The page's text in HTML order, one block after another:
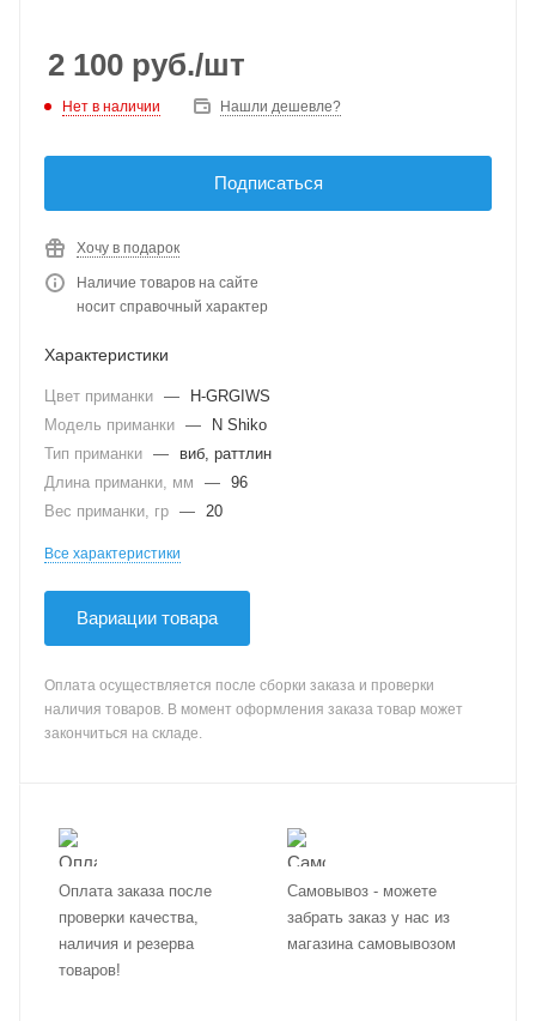
2 100 руб./шт
Нет в наличии Нашли дешевле?
Подписаться
Хочу в подарок
Наличие товаров на сайте
носит справочный характер
Характеристики
Цвет приманки —
H-GRGIWS
Модель приманки —
N Shiko
Тип приманки —
виб, раттлин
Длина приманки, мм
— 96
Вес приманки, гр — 20
Все характеристики
Вариации товара
Оплата осуществляется после сборки заказа и проверки
наличия товаров. В момент оформления заказа товар может
закончиться на складе.
Оплата заказа после
проверки качества,
наличия и резерва
товаров!
Самовывоз - можете
забрать заказ у нас из
магазина самовывозом